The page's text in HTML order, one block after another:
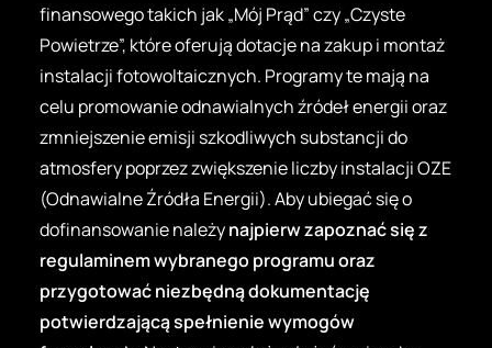
finansowego takich jak „Mój Prąd” czy „Czyste
Powietrze”, które oferują dotacje na zakup i montaż
instalacji fotowoltaicznych. Programy te mają na
celu promowanie odnawialnych źródeł energii oraz
zmniejszenie emisji szkodliwych substancji do
atmosfery poprzez zwiększenie liczby instalacji OZE
(Odnawialne Źródła Energii). Aby ubiegać się o
dofinansowanie należynajpierw zapoznać się z
regulaminem wybranego programu oraz
przygotować niezbędną dokumentację
potwierdzającą spełnienie wymogów